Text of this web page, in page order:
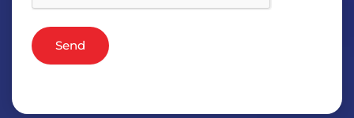
Send